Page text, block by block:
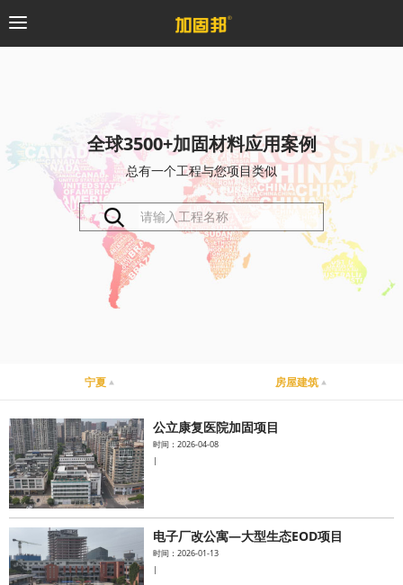
粘钢加固系统
预应力系统
桥梁支座系统
水泥基系统
新能源系统
案例中心
全球3500+加固材料应用案例
总有一个工程与您项目类似
宁夏 房屋建筑
公立康复医院加固项目
时间：2026-04-08
|
电子厂改公寓—大型生态EOD项目
时间：2026-01-13
|